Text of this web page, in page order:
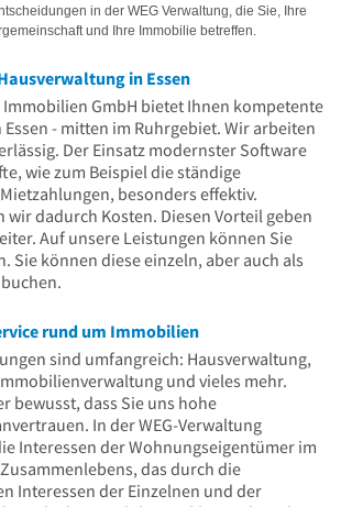
in der WEG Verwaltung, die Sie, Ihre
und Ihre Immobilie betreffen.
in Essen
Immobilien GmbH bietet Ihnen kompetente
- mitten im Ruhrgebiet. Wir arbeiten
Der Einsatz modernster Software
wie zum Beispiel die ständige
besonders effektiv.
wir dadurch Kosten. Diesen Vorteil geben
Auf unsere Leistungen können Sie
Sie können diese einzeln, aber auch als
rund um Immobilien
sind umfangreich: Hausverwaltung,
und vieles mehr.
bewusst, dass Sie uns hohe
In der WEG-Verwaltung
Interessen der Wohnungseigentümer im
das durch die
Interessen der Einzelnen und der